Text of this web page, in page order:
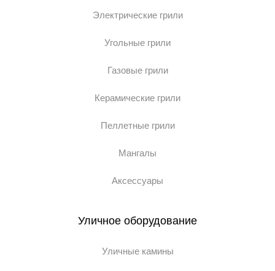
Электрические грили
Угольные грили
Газовые грили
Керамические грили
Пеллетные грили
Мангалы
Аксессуары
Уличное оборудование
Уличные камины